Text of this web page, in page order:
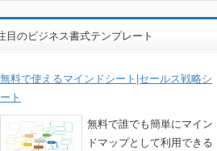
目のビジネス書式テンプレート
無料で使えるマインドシート|セールス戦略シ
ート
無料で誰でも簡単にマイン
ドマップとして利用できる